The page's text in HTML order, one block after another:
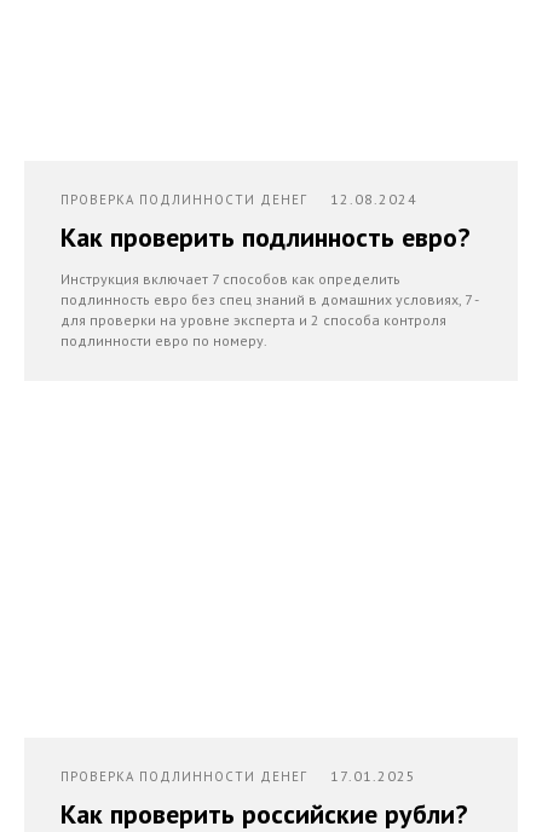
ПРОВЕРКА ПОДЛИННОСТИ ДЕНЕГ 12.08.2024
Как проверить подлинность евро?
Инструкция включает 7 способов как определить
подлинность евро без спец знаний в домашних условиях, 7 -
для проверки на уровне эксперта и 2 способа контроля
подлинности евро по номеру.
ПРОВЕРКА ПОДЛИННОСТИ ДЕНЕГ 17.01.2025
Как проверить российские рубли?